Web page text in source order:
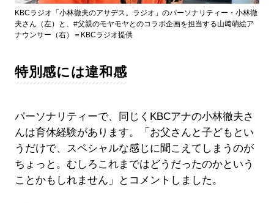
KBCラジオ「小林徹夫のアサデス。ラジオ」のパーソナリティー・小林徹
夫さん（左）と、#父親のモヤモヤとのコラボ企画を担当する山﨑萌絵ア
ナウンサー（右）＝KBCラジオ提供
特別感には違和感
パーソナリティーで、同じくKBCアナの小林徹夫さ
んは育休経験があります。「お父さんと子どもとい
うだけで、スペシャルな感じに聞こえてしまうのが
ちょっと。むしろこれまではどうだったのかという
ことかもしれません」とコメントしました。